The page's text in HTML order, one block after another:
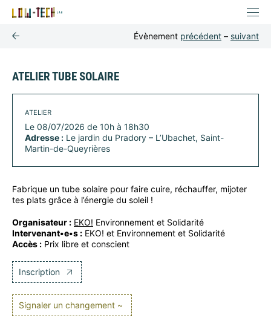
Évènement précédent – suivant
ATELIER TUBE SOLAIRE
ATELIER
Le 08/07/2026 de 10h à 18h30
Adresse : Le jardin du Pradory – L’Ubachet, Saint-
Martin-de-Queyrières
Fabrique un tube solaire pour faire cuire, réchauffer, mijoter
tes plats grâce à l’énergie du soleil !
Organisateur : EKO! Environnement et Solidarité
Intervenant•e•s : EKO! et Environnement et Solidarité
Accès : Prix libre et conscient
Inscription
Signaler un changement ~